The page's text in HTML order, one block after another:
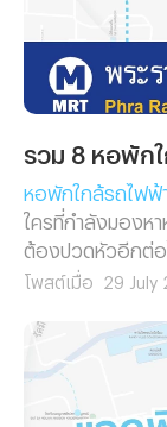
หอพักใกล้รถไฟฟ้
ใครที่กำลังมองหา
ต้องปวดหัวอีกต่อ
เดินทางสะดวก ใ
ครบในบทความเดีย
โพสต์เมื่อ 29 July